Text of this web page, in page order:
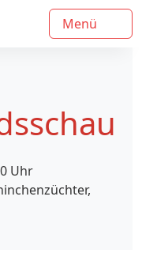
Menü
Uhr